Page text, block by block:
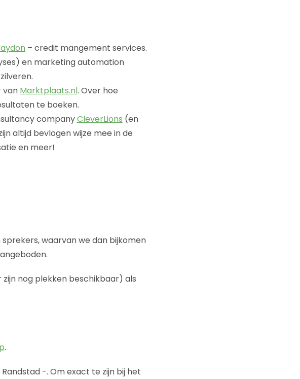
– credit mangement services.
en marketing automation
van Marktplaats.nl. Over hoe
te boeken.
companyCleverLions (en
altijd bevlogen wijze mee in de
en meer!
waarvan we dan bijkomen
nog plekken beschikbaar) als
.
-. Om exact te zijn bij het